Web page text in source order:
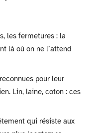
les fermetures : la
là où on ne l’attend
pour leur
Lin, laine, coton : ces
qui résiste aux